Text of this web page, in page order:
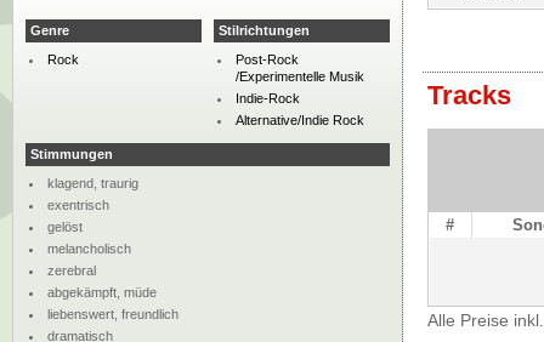
Tracks
#
Alle Preise
Genre
Rock
Stilrichtungen
Post-Rock
/Experimentelle Musik
Indie-Rock
Alternative/Indie Rock
Stimmungen
klagend, traurig
exentrisch
gelöst
melancholisch
zerebral
abgekämpft, müde
liebenswert, freundlich
dramatisch